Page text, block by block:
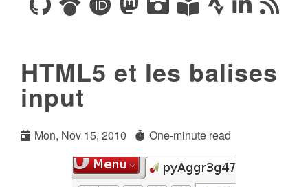
HTML5 et les balises
input
Mon, Nov 15, 2010 One-minute read